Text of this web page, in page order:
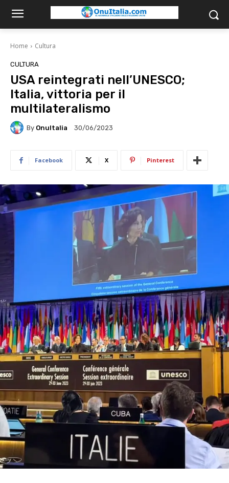
Home Cultura
CULTURA
USA reintegrati nell’UNESCO;
Italia, vittoria per il
multilateralismo
By OnuItalia 30/06/2023
Facebook X Pinterest